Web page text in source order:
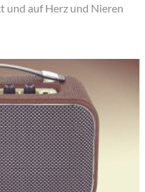
und auf Herz und Nieren